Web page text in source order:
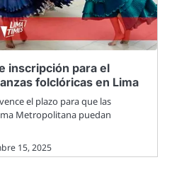
inscripción para el
folclóricas en Lima
el plazo para que las
Metropolitana puedan
15, 2025